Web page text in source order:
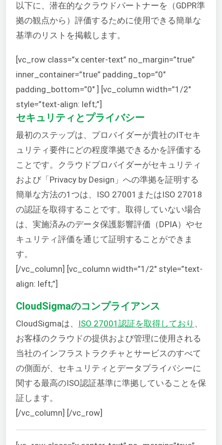
以下に、潜在的なクラウドパートナーを（GDPR準
拠の観点から）評価するために使用できる簡単な
基準のリストを掲載します。
[vc_row class=”x center-text” no_margin=”true”
inner_container=”true” padding_top=”0″
padding_bottom=”0″ ] [vc_column width=”1/2″
style=”text-align: left;”]
セキュリティとプライバシー
最初のステップは、プロバイダーが貴社のITセキ
ュリティ要件にどの程度準拠できるかを評価する
ことです。クラウドプロバイダーがセキュリティ
および「Privacy by Design」への準拠を証明する
簡単な方法の1つは、ISO 27001またはISO 27018
の認証を取得することです。取得していない場合
は、実施済みのデータ保護影響評価（DPIA）やセ
キュリティ評価を通じて証明することができま
す。
[/vc_column] [vc_column width=”1/2″ style=”text-
align: left;”]
CloudSigmaのコンプライアンス
CloudSigmaは、 ISO 27001認証を取得しており 、
お客様のクラウドの提供および管理に使用される
当社のインフラストラクチャとサービスのすべて
の側面が、セキュリティとデータプライバシーに
関する最高のISO認証基準に準拠していることを保
証します。
[/vc_column] [/vc_row]